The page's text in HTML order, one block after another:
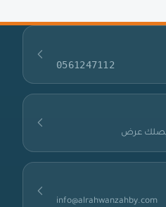
0561247112
عرض
info@alrahwanzahby.com